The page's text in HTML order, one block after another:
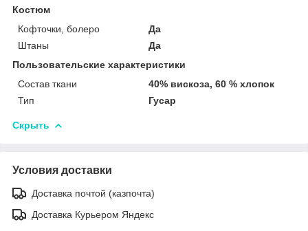
Костюм
Кофточки, болеро
Да
Штаны
Да
Пользовательские характеристики
Состав ткани
40% вискоза, 60 % хлопок
Тип
Гусар
Скрыть
Условия доставки
Доставка почтой (казпочта)
Доставка Курьером Яндекс